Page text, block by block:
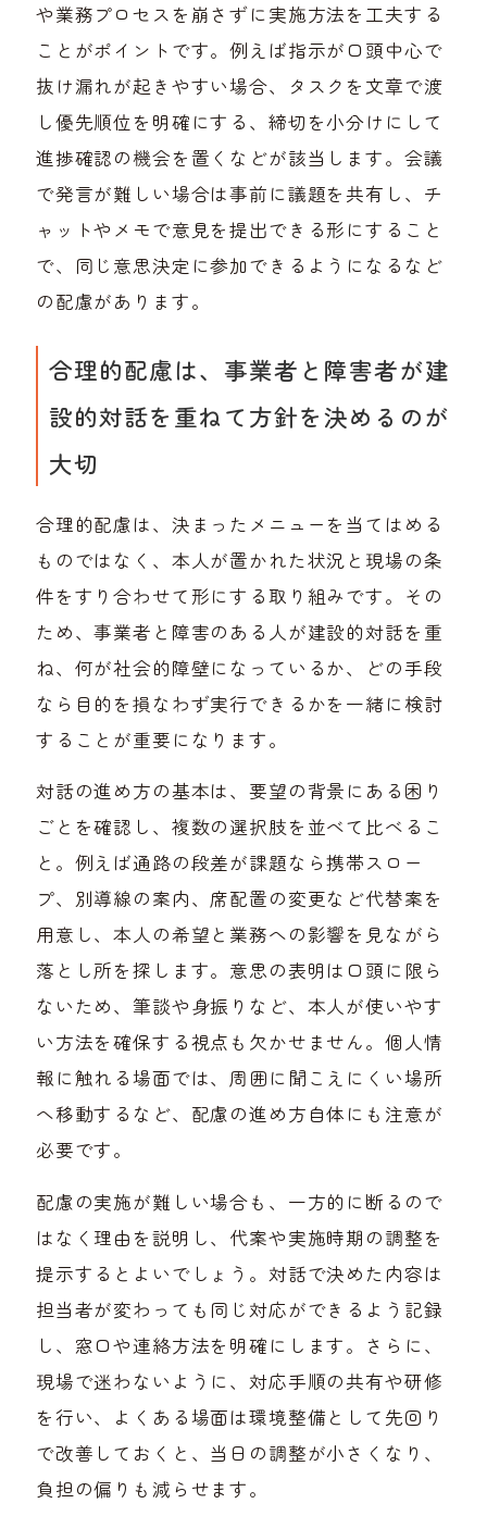
や業務プロセスを崩さずに実施方法を工夫する
ことがポイントです。例えば指示が口頭中心で
抜け漏れが起きやすい場合、タスクを文章で渡
し優先順位を明確にする、締切を小分けにして
進捗確認の機会を置くなどが該当します。会議
で発言が難しい場合は事前に議題を共有し、チ
ャットやメモで意見を提出できる形にすること
で、同じ意思決定に参加できるようになるなど
の配慮があります。
合理的配慮は、事業者と障害者が建
設的対話を重ねて方針を決めるのが
大切
合理的配慮は、決まったメニューを当てはめる
ものではなく、本人が置かれた状況と現場の条
件をすり合わせて形にする取り組みです。その
ため、事業者と障害のある人が建設的対話を重
ね、何が社会的障壁になっているか、どの手段
なら目的を損なわず実行できるかを一緒に検討
することが重要になります。
対話の進め方の基本は、要望の背景にある困り
ごとを確認し、複数の選択肢を並べて比べるこ
と。例えば通路の段差が課題なら携帯スロー
プ、別導線の案内、席配置の変更など代替案を
用意し、本人の希望と業務への影響を見ながら
落とし所を探します。意思の表明は口頭に限ら
ないため、筆談や身振りなど、本人が使いやす
い方法を確保する視点も欠かせません。個人情
報に触れる場面では、周囲に聞こえにくい場所
へ移動するなど、配慮の進め方自体にも注意が
必要です。
配慮の実施が難しい場合も、一方的に断るので
はなく理由を説明し、代案や実施時期の調整を
提示するとよいでしょう。対話で決めた内容は
担当者が変わっても同じ対応ができるよう記録
し、窓口や連絡方法を明確にします。さらに、
現場で迷わないように、対応手順の共有や研修
を行い、よくある場面は環境整備として先回り
で改善しておくと、当日の調整が小さくなり、
負担の偏りも減らせます。